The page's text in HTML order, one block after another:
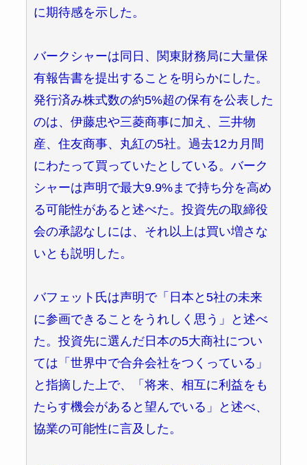
に期待感を示した。
バークシャーは同日、関東財務局に大量保
有報告書を提出することを明らかにした。
発行済み株式数の約5%超の保有を公表した
のは、伊藤忠や三菱商事に加え、三井物
産、住友商事、丸紅の5社。過去12カ月間
にわたって買っていたとしている。バーク
シャーは声明で最大9.9%まで持ち分を高め
る可能性があると述べた。投資先の取締役
会の承認なしには、それ以上は買い増さな
いとも説明した。
バフェット氏は声明で「日本と5社の未来
に参画できることをうれしく思う」と述べ
た。投資先に選んだ日本の5大商社につい
ては「世界中で合弁会社をつくっている」
と指摘した上で、「将来、相互に利益をも
たらす機会があると望んでいる」と述べ、
協業の可能性に言及した。